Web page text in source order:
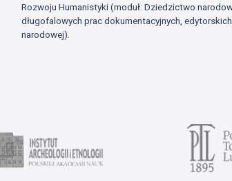
Rozwoju Humanistyki (moduł: Dziedzictwo
długofalowych prac dokumentacyjnych,
narodowej).